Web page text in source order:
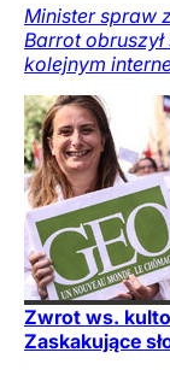
Minister spraw
Barrot
kolejnym
Zwrot ws.
Zaskakujące